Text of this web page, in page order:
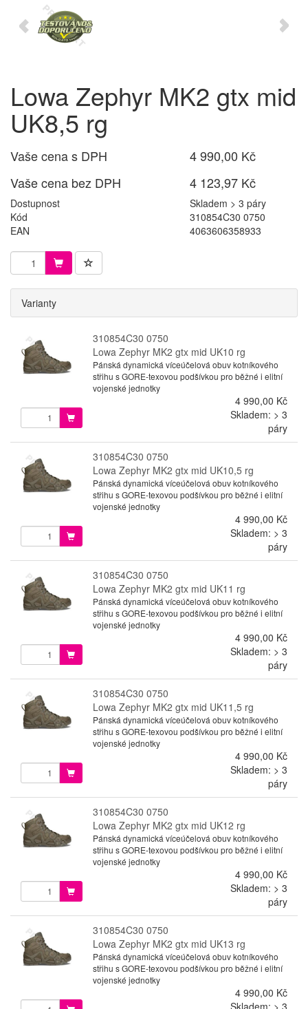
Lowa Zephyr MK2 gtx mid
UK8,5 rg
Vaše cena s DPH
4 990,00 Kč
Vaše cena bez DPH
4 123,97 Kč
Dostupnost
Skladem > 3 páry
Kód
310854C30 0750
EAN
4063606358933
Varianty
310854C30 0750
Lowa Zephyr MK2 gtx mid UK10 rg
Pánská dynamická víceúčelová obuv kotníkového
střihu s GORE-texovou podšívkou pro běžné i elitní
vojenské jednotky
4 990,00 Kč
Skladem: > 3
páry
310854C30 0750
Lowa Zephyr MK2 gtx mid UK10,5 rg
Pánská dynamická víceúčelová obuv kotníkového
střihu s GORE-texovou podšívkou pro běžné i elitní
vojenské jednotky
4 990,00 Kč
Skladem: > 3
páry
310854C30 0750
Lowa Zephyr MK2 gtx mid UK11 rg
Pánská dynamická víceúčelová obuv kotníkového
střihu s GORE-texovou podšívkou pro běžné i elitní
vojenské jednotky
4 990,00 Kč
Skladem: > 3
páry
310854C30 0750
Lowa Zephyr MK2 gtx mid UK11,5 rg
Pánská dynamická víceúčelová obuv kotníkového
střihu s GORE-texovou podšívkou pro běžné i elitní
vojenské jednotky
4 990,00 Kč
Skladem: > 3
páry
310854C30 0750
Lowa Zephyr MK2 gtx mid UK12 rg
Pánská dynamická víceúčelová obuv kotníkového
střihu s GORE-texovou podšívkou pro běžné i elitní
vojenské jednotky
4 990,00 Kč
Skladem: > 3
páry
310854C30 0750
Lowa Zephyr MK2 gtx mid UK13 rg
Pánská dynamická víceúčelová obuv kotníkového
střihu s GORE-texovou podšívkou pro běžné i elitní
vojenské jednotky
4 990,00 Kč
Skladem: > 3